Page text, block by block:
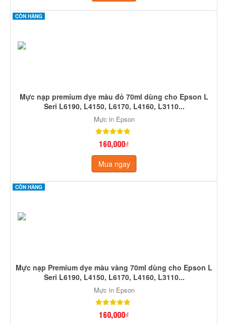
CÒN HÀNG
Mực nạp premium dye màu đỏ 70ml dùng cho Epson L
Seri L6190, L4150, L6170, L4160, L3110...
Mực in Epson
160,000₫
Mua ngay
CÒN HÀNG
Mực nạp Premium dye màu vàng 70ml dùng cho Epson L
Seri L6190, L4150, L6170, L4160, L3110...
Mực in Epson
160,000₫